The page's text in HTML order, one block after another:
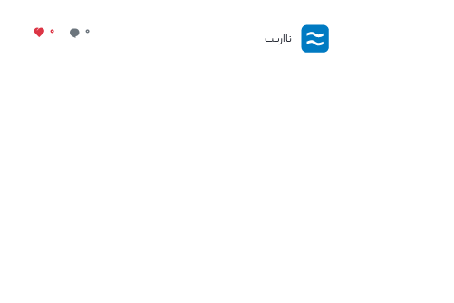
نااریب ۰ ۰